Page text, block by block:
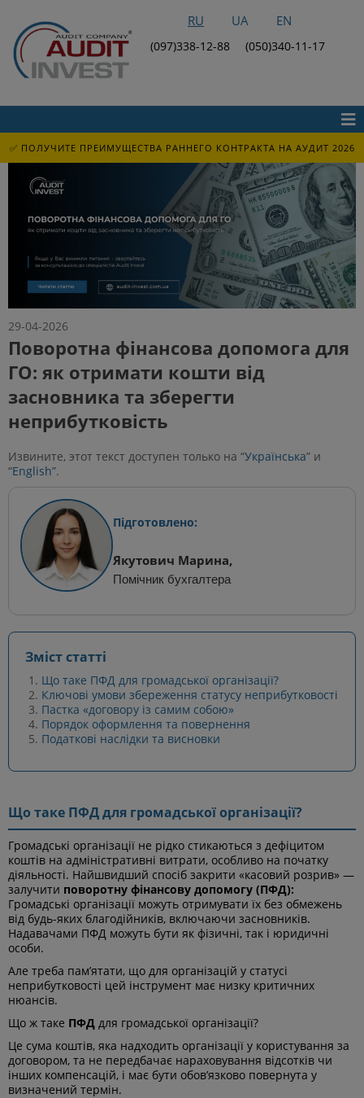
RU UA EN
(097)338-12-88 (050)340-11-17
✅ ПОЛУЧИТЕ ПРЕИМУЩЕСТВА РАННЕГО КОНТРАКТА НА АУДИТ 2026
29-04-2026
Поворотна фінансова допомога для
ГО: як отримати кошти від
засновника та зберегти
неприбутковість
Извините, этот текст доступен только на “Українська” и
“English”.
Підготовлено:
Якутович Марина,
Помічник бухгалтера
Зміст статті
Що таке ПФД для громадської організації?
Ключові умови збереження статусу неприбутковості
Пастка «договору із самим собою»
Порядок оформлення та повернення
Податкові наслідки та висновки
Що таке ПФД для громадської організації?
Громадські організації не рідко стикаються з дефіцитом
коштів на адміністративні витрати, особливо на початку
діяльності. Найшвидший спосіб закрити «касовий розрив» —
залучити поворотну фінансову допомогу (ПФД):
Громадські організації можуть отримувати їх без обмежень
від будь-яких благодійників, включаючи засновників.
Надавачами ПФД можуть бути як фізичні, так і юридичні
особи.
Але треба пам’ятати, що для організацій у статусі
неприбутковості цей інструмент має низку критичних
нюансів.
Що ж таке ПФД для громадської організації?
Це сума коштів, яка надходить організації у користування за
договором, та не передбачає нараховування відсотків чи
інших компенсацій, і має бути обов’язково повернута у
визначений термін.